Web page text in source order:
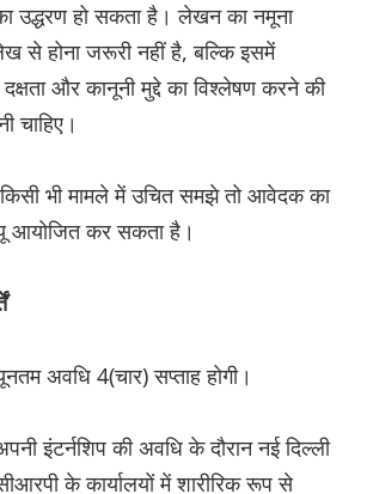
उद्धरण हो सकता है। लेखन का नमूना
से होना जरूरी नहीं है, बल्कि इसमें
और कानूनी मुद्दे का विश्लेषण करने की
चाहिए।
भी मामले में उचित समझे तो आवेदक का
आयोजित कर सकता है।
अवधि 4(चार) सप्ताह होगी।
इंटर्नशिप की अवधि के दौरान नई दिल्ली
के कार्यालयों में शारीरिक रूप से